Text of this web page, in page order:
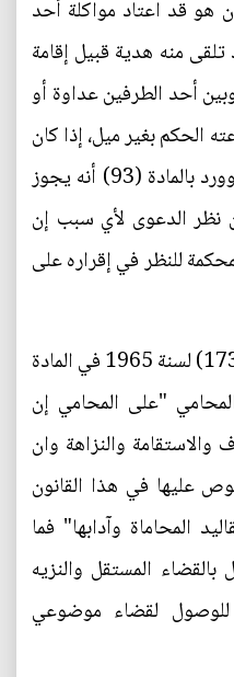
هو قد اعتاد مواكلة أحد
منه هدية قبيل إقامة
أحد الطرفين عداوة أو
الحكم بغير ميل، إذا كان
قد أبدى رأيا فيها قبل الأوان، وورد بالمادة (93) أنه يجوز
نظر الدعوى لأي سبب إن
للنظر في إقراره على
وورد في قانون المحاماة رقم (173) لسنة 1965 في المادة
"على المحامي إن
والنزاهة وان
عليها في هذا القانون
المحاماة وآدابها" فما
المستقل والنزيه
للوصول لقضاء موضوعي